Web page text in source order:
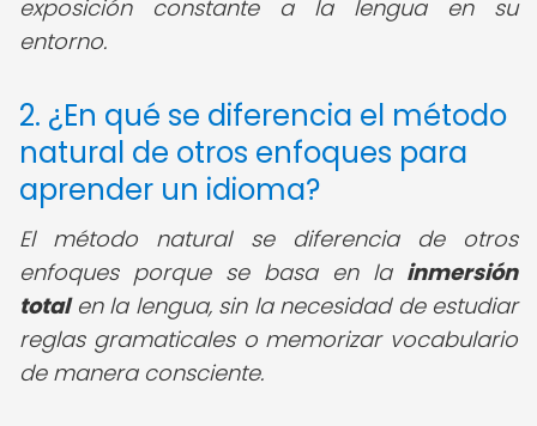
exposición constante a la lengua en su
entorno.
2. ¿En qué se diferencia el método
natural de otros enfoques para
aprender un idioma?
El método natural se diferencia de otros
enfoques porque se basa en la inmersión
totalen la lengua, sin la necesidad de estudiar
reglas gramaticales o memorizar vocabulario
de manera consciente.